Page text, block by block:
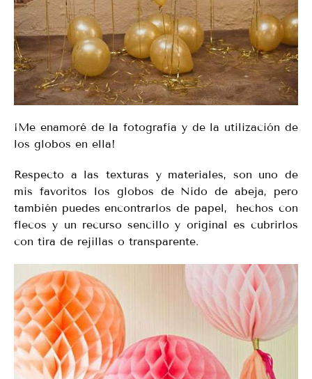
¡Me enamoré de la fotografía y de la utilización de
los globos en ella!
Respecto a las texturas y materiales, son uno de
mis favoritos los globos de Nido de abeja, pero
también puedes encontrarlos de papel, hechos con
flecos y un recurso sencillo y original es cubrirlos
con tira de rejillas o transparente.